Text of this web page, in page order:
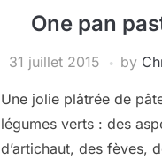
One pan
31 juillet 2015 by
Une jolie plâtrée de
légumes verts : des
d’artichaut, des fèves,